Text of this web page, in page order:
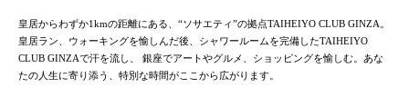
皇居からわずか1kmの距離にある、“ソサエティ”の拠点TAIHEIYO CLUB GINZA。
皇居ラン、ウォーキングを愉しんだ後、 シャワールームを完備したTAIHEIYO
CLUB GINZAで汗を流し、 銀座でアートやグルメ、ショッピングを愉しむ。 あな
たの人生に寄り添う、特別な時間がここから広がります。